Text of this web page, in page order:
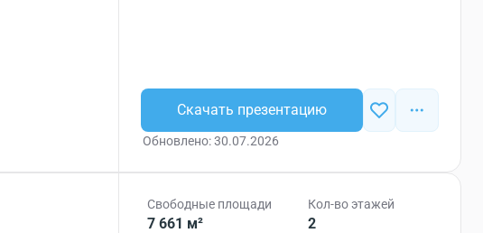
Скачать презентацию
Обновлено: 30.07.2026
Свободные площади
7 661 м²
Кол-во этажей
2